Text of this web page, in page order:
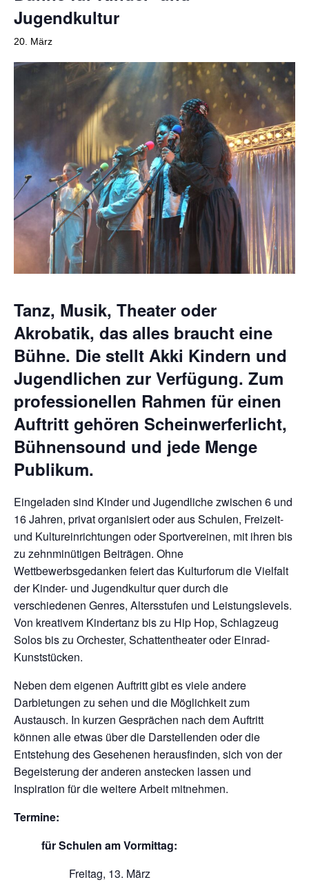
Jugendkultur
20. März
Tanz, Musik, Theater oder
Akrobatik, das alles braucht eine
Bühne. Die stellt Akki Kindern und
Jugendlichen zur Verfügung. Zum
professionellen Rahmen für einen
Auftritt gehören Scheinwerferlicht,
Bühnensound und jede Menge
Publikum.
Eingeladen sind Kinder und Jugendliche zwischen 6 und
16 Jahren, privat organisiert oder aus Schulen, Freizeit-
und Kultureinrichtungen oder Sportvereinen, mit ihren bis
zu zehnminütigen Beiträgen. Ohne
Wettbewerbsgedanken feiert das Kulturforum die Vielfalt
der Kinder- und Jugendkultur quer durch die
verschiedenen Genres, Altersstufen und Leistungslevels.
Von kreativem Kindertanz bis zu Hip Hop, Schlagzeug
Solos bis zu Orchester, Schattentheater oder Einrad-
Kunststücken.
Neben dem eigenen Auftritt gibt es viele andere
Darbietungen zu sehen und die Möglichkeit zum
Austausch. In kurzen Gesprächen nach dem Auftritt
können alle etwas über die Darstellenden oder die
Entstehung des Gesehenen herausfinden, sich von der
Begeisterung der anderen anstecken lassen und
Inspiration für die weitere Arbeit mitnehmen.
Termine:
für Schulen am Vormittag:
Freitag, 13. März